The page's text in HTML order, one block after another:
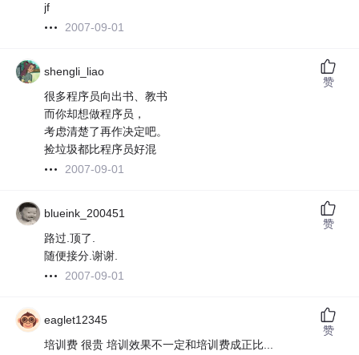
jf
2007-09-01
shengli_liao
很多程序员向出书、教书
而你却想做程序员，
考虑清楚了再作决定吧。
捡垃圾都比程序员好混
2007-09-01
赞
blueink_200451
路过.顶了.
随便接分.谢谢.
2007-09-01
赞
eaglet12345
培训费 很贵 培训效果不一定和培训费成正比...
赞